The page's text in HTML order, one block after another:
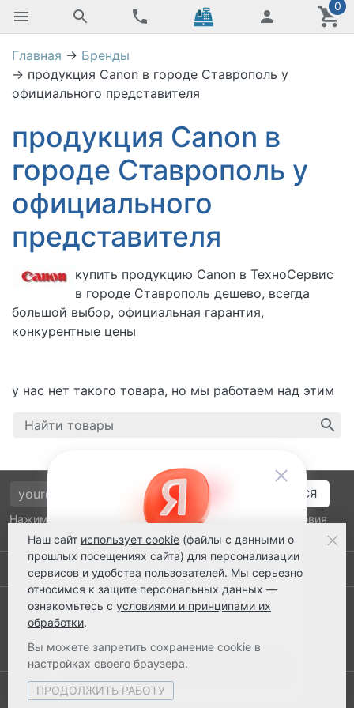
0
Главная → Бренды
→ продукция Canon в городе Ставрополь у
официального представителя
продукция Canon в
городе Ставрополь у
официального
представителя
купить продукцию Canon в ТехноСервис
в городе Ставрополь дешево, всегда
большой выбор, официальная гарантия,
конкурентные цены
у нас нет такого товара, но мы работаем над этим
Нажимая на кнопку подтверждения, я принимаю условия
политики обработки персональных данных
Выполнено заказов: 52510
8 800 2018-054
© 2003-2026 ТехноСервис Ставрополь
Наш сайт использует cookie (файлы с данными о
прошлых посещениях сайта) для персонализации
сервисов и удобства пользователей. Мы серьезно
относимся к защите персональных данных —
ознакомьтесь с условиями и принципами их
обработки.
Вы можете запретить сохранение cookie в
настройках своего браузера.
ПРОДОЛЖИТЬ РАБОТУ